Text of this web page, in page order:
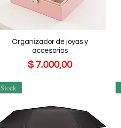
Organizador de joyas y
accesorios
Precio
$ 7.000,00
Stock